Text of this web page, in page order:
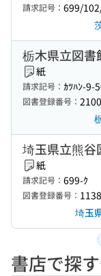
請求記号： 699/
栃木県立図書
紙
請求記号： ｶﾂﾊﾝ-9-
図書登録番号：
埼玉県立熊谷
紙
請求記号： 699-ｸ
図書登録番号：
埼玉
書店で探す